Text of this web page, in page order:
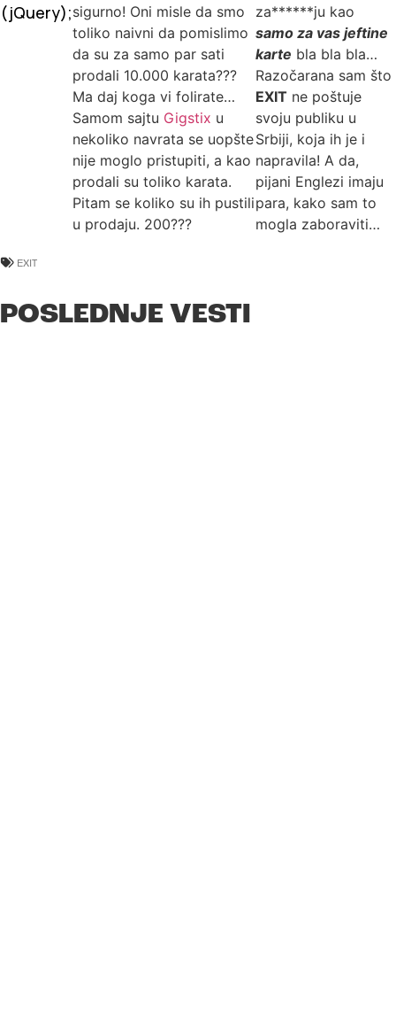
(jQuery);sigurno! Oni misle da smo
toliko naivni da pomislimo
da su za samo par sati
prodali 10.000 karata???
Ma daj koga vi folirate…
Samom sajtu Gigstix u
nekoliko navrata se uopšte
nije moglo pristupiti, a kao
prodali su toliko karata.
Pitam se koliko su ih pustili
u prodaju. 200???
za******ju kao
samo za vas jeftine
karte bla bla bla…
Razočarana sam što
EXIT ne poštuje
svoju publiku u
Srbiji, koja ih je i
napravila! A da,
pijani Englezi imaju
para, kako sam to
mogla zaboraviti…
EXIT
POSLEDNJE VESTI